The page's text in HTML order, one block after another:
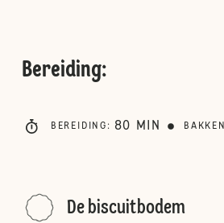
Bereiding:
BEREIDING : 80 MIN BAKKEN
De biscuitbodem